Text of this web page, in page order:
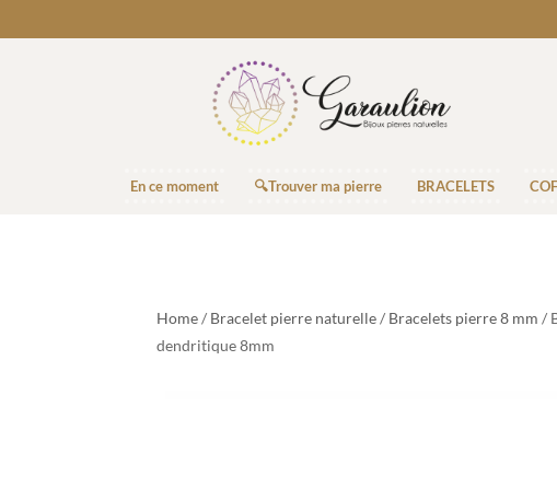
En ce moment 🔍Trouver ma pierre BRACELETS
Home/ Bracelet pierre naturelle/ Bracelets pierre 8 mm /
dendritique 8mm